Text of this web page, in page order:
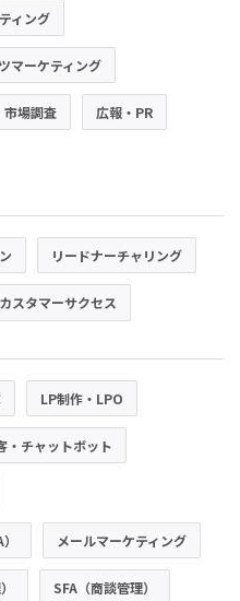
ィング
マーケティング
市場調査 広報・PR
リードナーチャリング
スタマーサクセス
LP制作・LPO
・チャットボット
メールマーケティング
SFA（商談管理）